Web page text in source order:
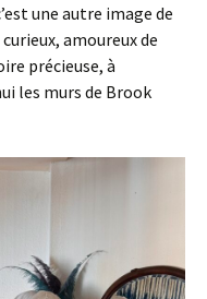
une autre image de
amoureux de
précieuse, à
les murs de Brook